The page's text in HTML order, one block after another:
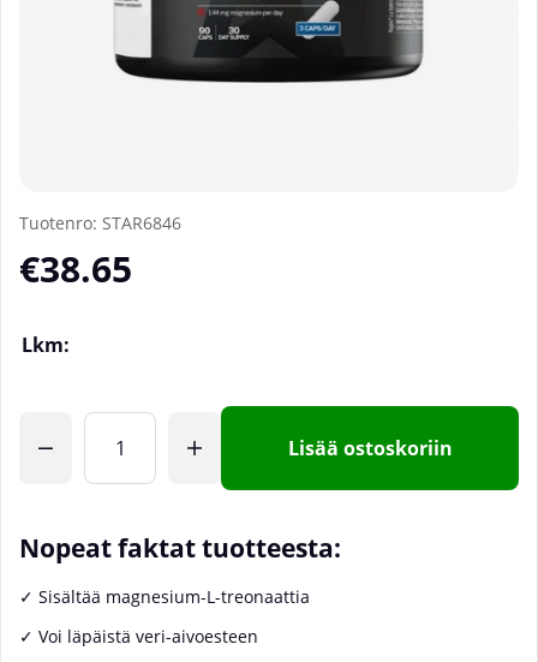
Tuotenro: STAR6846
€38.65
Lkm:
Lisää ostoskoriin
Nopeat faktat tuotteesta:
✓ Sisältää magnesium-L-treonaattia
✓ Voi läpäistä veri-aivoesteen